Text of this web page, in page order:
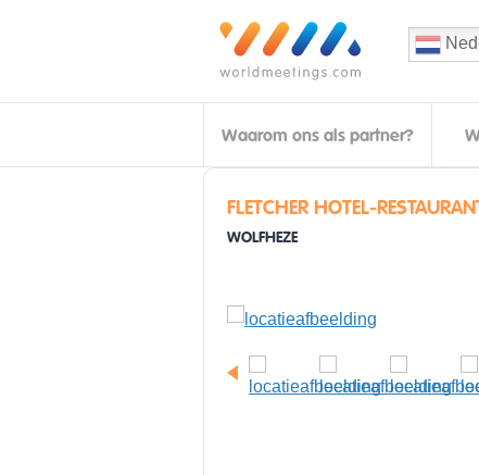
Waarom ons als partner?
FLETCHER HOTEL-
WOLFHEZE